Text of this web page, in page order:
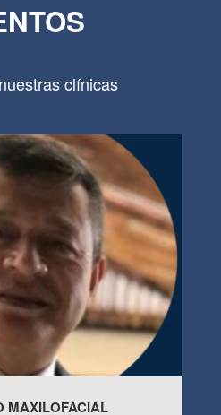
clínicas
MAXILOFACIAL